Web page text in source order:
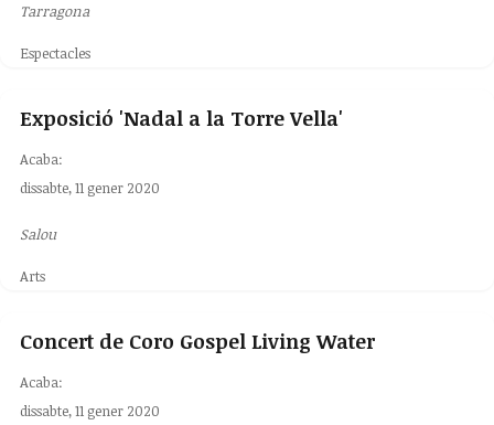
Tarragona
Espectacles
Exposició 'Nadal a la Torre Vella'
Acaba:
dissabte, 11 gener 2020
Salou
Arts
Concert de Coro Gospel Living Water
Acaba:
dissabte, 11 gener 2020